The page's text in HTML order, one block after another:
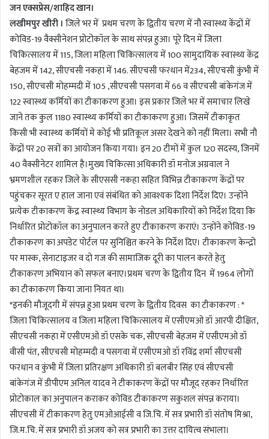
d
a
n
e
m
a
l
जन एक्सप्रेस/शाहिद खान।
लखीमपुर खीरी । जिले भर में प्रथम चरण के द्वितीय चरण में नौ स्वास्थ्य केंद्रों में
कोविड-19 वैक्सीनेशन प्रोटोकॉल के साथ संपन्न हुआ। पूरे दिन में जिला
चिकित्सालय में 115, जिला महिला चिकित्सालय में 100 सामुदायिक स्वास्थ्य केंद्र
बेहजम में 142, सीएचसी नकहा में 146. सीएचसी फरधान में234, सीएचसी कुंभी में
150, सीएचसी मोहम्मदी में 105 ,सीएचसी पसगवा में 66 व सीएचसी बांकेगंज में
122 स्वास्थ्य कर्मियों का टीकाकरण हुआ। इस प्रकार जिले भर में समाचार लिखे
जाने तक कुल 1180 स्वास्थ्य कर्मियों का टीकाकरण हुआ। जिसमें टीकाकृत
किसी भी स्वास्थ्य कर्मियों मे कोई भी प्रतिकूल असर देखने को नहीं मिला। सभी नौ
केंद्रों पर 20 सत्रों का आयोजन किया गया। इन 20 टीमों में कुल 120 सदस्य, जिनमें
40 वैक्सीनेटर शामिल है।मुख्य चिकित्सा अधिकारी डॉ मनोज अग्रवाल ने
भ्रमणशील रहकर जिले के सीएससी नकहा सहित विभिन्न टीकाकरण केंद्रों पर
पहुंचकर सूरत ए हाल जाना एवं संबंधित को आवश्यक दिशा निर्देश दिए। उन्होंने
प्रत्येक टीकाकरण केंद्र स्वास्थ्य विभाग के नोडल अधिकारियों को निर्देश दिया कि
निर्धारित प्रोटोकॉल का अनुपालन करते हुए टीकाकरण कराएं। उन्होंने कोविड-19
टीकाकरण का अपडेट पोर्टल पर सुनिश्चित करने के निर्देश दिए। टीकाकरण केन्द्रो
पर मास्क, सेनाटाइजर व दो गज की सामाजिक दूरी का पालन करते हेतु
टीकाकरण अभियान को सफल बनाए।प्रथम चरण के द्वितीय दिन में 1964 लोगों
का टीकाकरण किया जाना नियत था।
*इनकी मौजूदगी में संपन्न हुआ प्रथम चरण के द्वितीय दिवस का टीकाकरण : *
जिला चिकित्सालय व जिला महिला चिकित्सालय में एसीएमओ डॉ आरपी दीक्षित,
सीएचसी नकहा में एसीएमओ डॉ एसके चक, सीएचसी बेहजम में एसीएमओ डॉ
वीसी पंत, सीएचसी मोहम्मदी व पसगवा में एसीएमओ डॉ रविंद्र शर्मा सीएचसी
फरधान व कुंभी में जिला प्रतिरक्षण अधिकारी डॉ बलबीर सिंह एवं सीएचसी
बांकेगंज में डीपीएम अनिल यादव ने टीकाकरण केंद्रों पर मौजूद रहकर निर्धारित
प्रोटोकाल का अनुपालन कराकर कोविड टीकाकरण सकुशल संपन्न कराया।
सीएचसी में टीकाकरण हेतु एमओआईसी व जि.चि. में सत्र प्रभारी डॉ संतोष मिश्रा,
जि.म.चि. में सत्र प्रभारी डॉ अजय को सत्र प्रभारी का उत्तर दायित्व संभाला।